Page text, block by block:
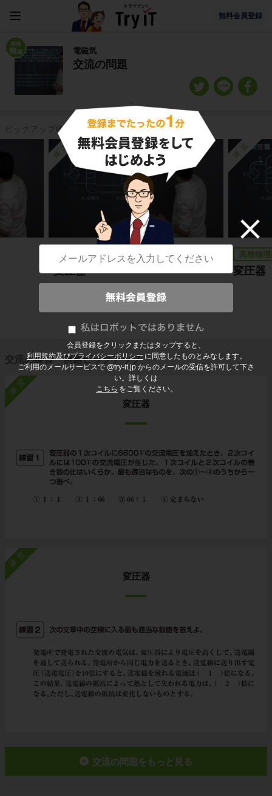
無料会員登録
会員登録をクリックまたはタップすると、
利用規約及びプライバシーポリシー に同意したものとみなします。
ご利用のメールサービスで @try-it.jp からのメールの受信を許可して下さ
い。詳しくは
こちら をご覧ください。
電磁気
交流の問題
ピックアップ映像授業
練習
変圧器
高校物理基礎
練習
変圧器
高校物
交流の練習・例題ピックアップ
練習
変圧器
練習
変圧器
交流の問題をもっと見る